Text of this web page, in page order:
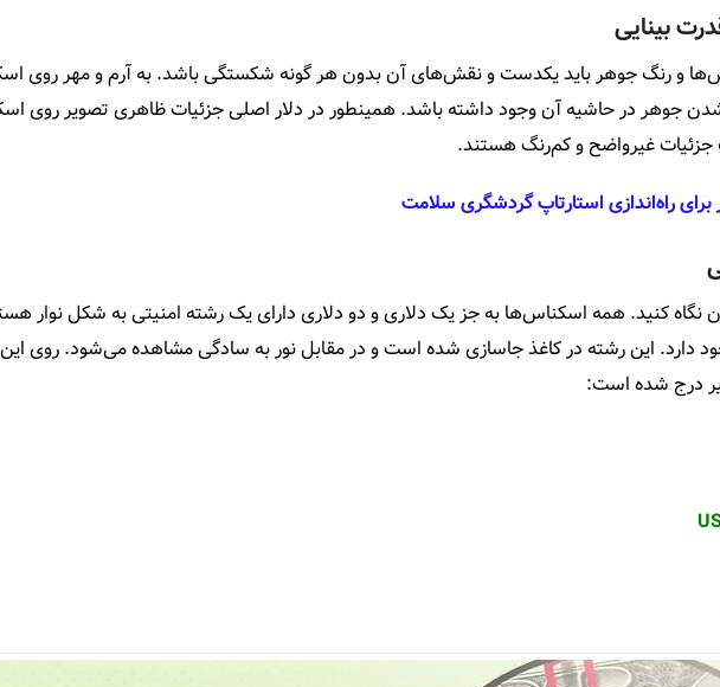
و رنگ جوهر باید یکدست و نقش‌های آن بدون هر گونه شکستگی باشد. به آرم و مهر روی
شدن جوهر در حاشیه آن وجود داشته باشد. همینطور در دلار اصلی جزئیات ظاهری تصویر روی
جزئیات غیرواضح و کم‌رنگ هستند.
برای راه‌اندازی استارتاپ گردشگری سلامت
آن نگاه کنید. همه اسکناس‌ها به جز یک دلاری و دو دلاری دارای یک رشته امنیتی به شکل نوار
دارد. این رشته در کاغذ جاسازی شده است و در مقابل نور به سادگی مشاهده می‌شود. روی این
درج شده است: